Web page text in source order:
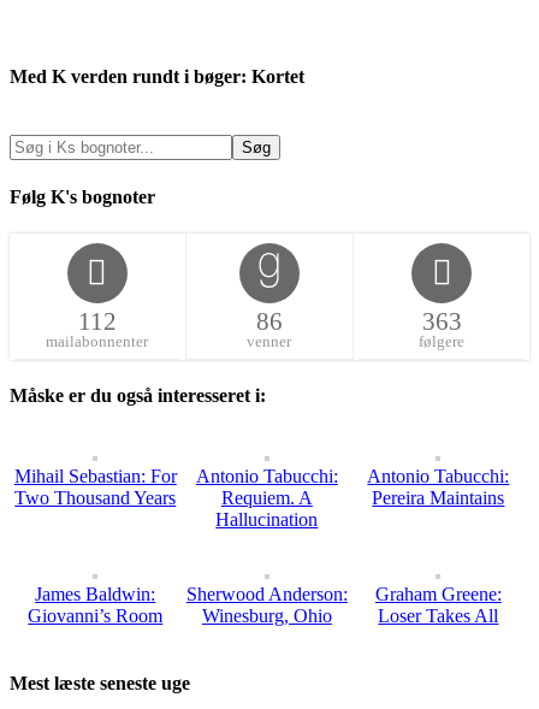
Med K verden rundt i bøger: Kortet
Følg K's bognoter
112
mailabonnenter
86
venner
363
følgere
Måske er du også interesseret i:
Mihail Sebastian: For
Two Thousand Years
Antonio Tabucchi:
Requiem. A
Hallucination
Antonio Tabucchi:
Pereira Maintains
James Baldwin:
Giovanni’s Room
Sherwood Anderson:
Winesburg, Ohio
Graham Greene:
Loser Takes All
Mest læste seneste uge